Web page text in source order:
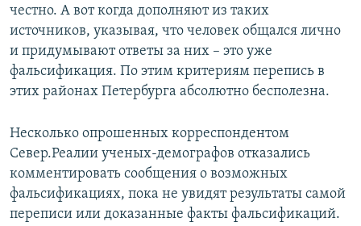
честно. А вот когда дополняют из таких
источников, указывая, что человек общался лично
и придумывают ответы за них – это уже
фальсификация. По этим критериям перепись в
этих районах Петербурга абсолютно бесполезна.
Несколько опрошенных корреспондентом
Север.Реалии ученых-демографов отказались
комментировать сообщения о возможных
фальсификациях, пока не увидят результаты самой
переписи или доказанные факты фальсификаций.